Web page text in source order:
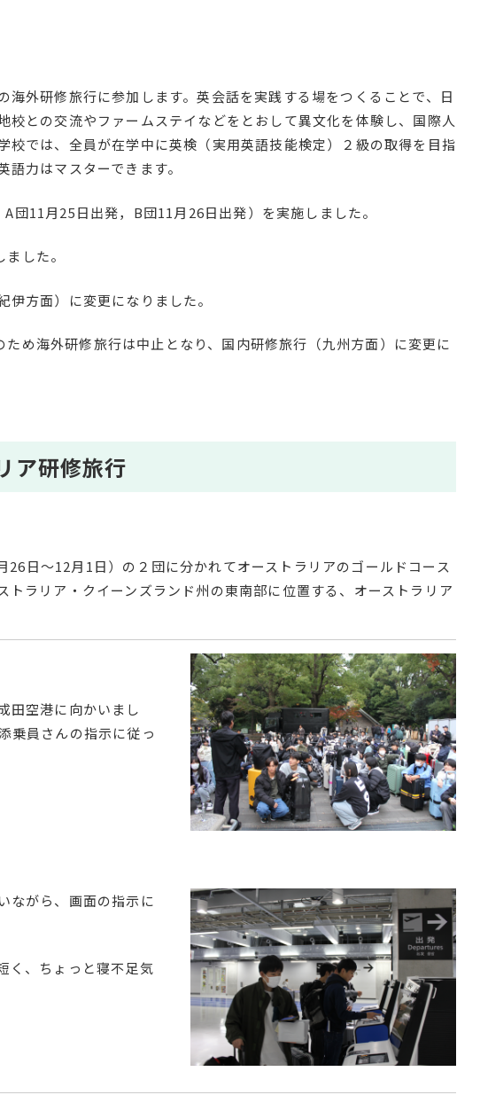
海外研修旅行に参加します。英会話を実践する場をつくることで、日
との交流やファームステイなどをとおして異文化を体験し、国際人
校では、全員が在学中に英検（実用英語技能検定）２級の取得を目指
力はマスターできます。
11月25日出発，B団11月26日出発）を実施しました。
した。
方面）に変更になりました。
め海外研修旅行は中止となり、国内研修旅行（九州方面）に変更に
ア研修旅行
日～12月1日）の２団に分かれてオーストラリアのゴールドコース
トラリア・クイーンズランド州の東南部に位置する、オーストラリア
田空港に向かいまし
乗員さんの指示に従っ
ながら、画面の指示に
く、ちょっと寝不足気